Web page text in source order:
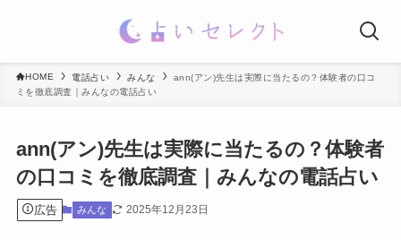
HOME 電話占い みんな
ann(アン)先生は実際に当たるの？体験者の口コ
ミを徹底調査｜みんなの電話占い
ann(アン)先生は実際に当たるの？体験者
の口コミを徹底調査｜みんなの電話占い
広告 みんな 2025年12月23日